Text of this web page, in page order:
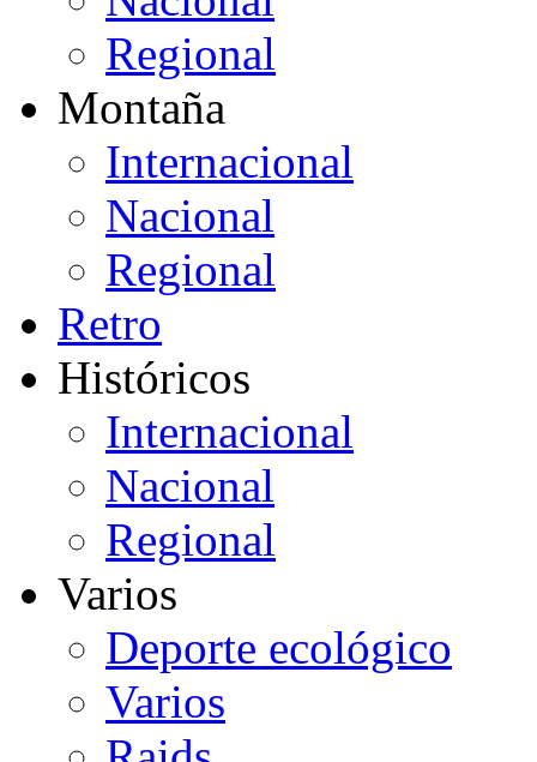
Regional
Montaña
Internacional
Nacional
Regional
Retro
Históricos
Internacional
Nacional
Regional
Varios
Deporte ecológico
Varios